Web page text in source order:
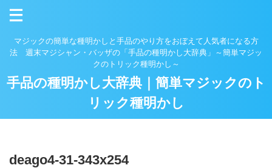
マジックの簡単な種明かしと手品のやり方をおぼえて人気者になる方
法 週末マジシャン・バッザの「手品の種明かし大辞典」～簡単マジッ
クのトリック種明かし～
手品の種明かし大辞典｜簡単マジックのト
リック種明かし
deago4-31-343x254